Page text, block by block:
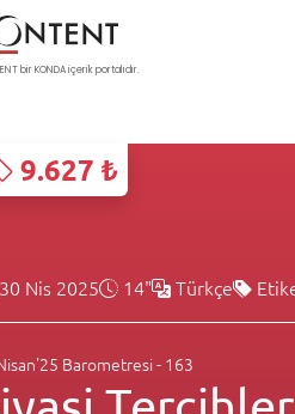
bir KONDA içerik portalıdır.
9.627 ₺
30 Nis 2025 14" Türkçe
Barometresi - 163